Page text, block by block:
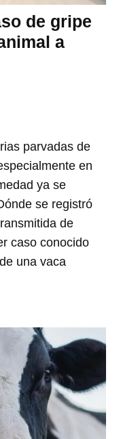
de gripe
a
parvadas de
en
ya se
se registró
de
caso conocido
una vaca